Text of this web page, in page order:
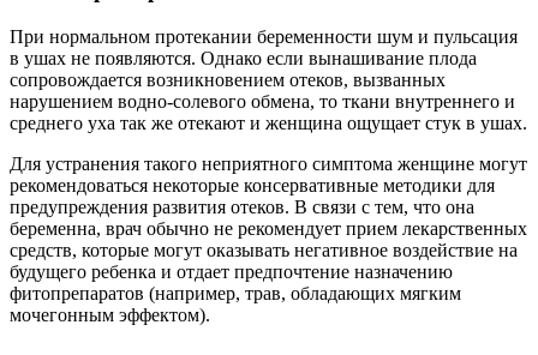
Кроме вышеописанных патологий иногда вызывать
возникновение пульсации в ушах способны следующие
заболевания:
сахарный диабет;
гипер- или гипотиреоз;
недосыпанием;
миоклонус (резкое спазмирование мышц среднего уха и
мягкого неба);
гепатит;
гипер-, гипо- или авитаминоз;
необоснованное употребление Ацетилсалициловой
кислоты и Гентамицина, приводящее к повреждению
клеток слухового нерва и вызывающее нарушение